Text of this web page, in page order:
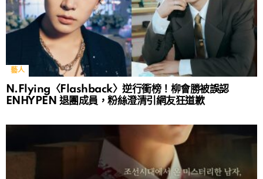
藝人
N.Flying〈Flashback〉逆行衝榜！柳會勝被誤認
ENHYPEN 退團成員，粉絲澄清引網友狂道歉